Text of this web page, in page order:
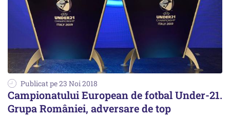
Publicat pe 23 Noi 2018
Campionatului European de fotbal Under-21.
Grupa României, adversare de top